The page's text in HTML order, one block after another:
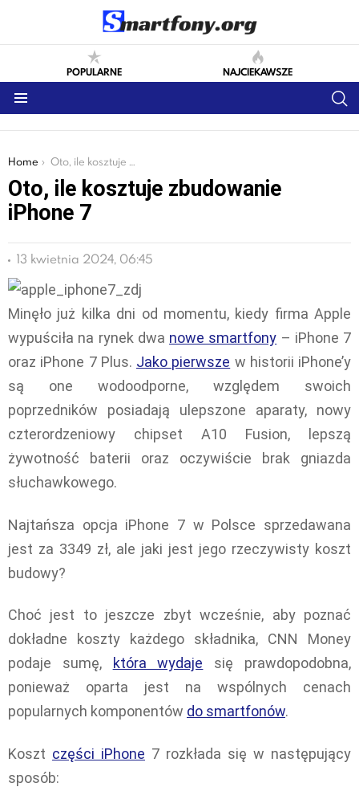
POPULARNE NAJCIEKAWSZE
You are here:
Home Oto, ile kosztuje zbudowanie iPhone 7
Oto, ile kosztuje zbudowanie
iPhone 7
13 kwietnia 2024, 06:45
Minęło już kilka dni od momentu, kiedy firma Apple
wypuściła na rynek dwa nowe smartfony – iPhone 7
oraz iPhone 7 Plus. Jako pierwsze w historii iPhone’y
są one wodoodporne, względem swoich
poprzedników posiadają ulepszone aparaty, nowy
czterordzeniowy chipset A10 Fusion, lepszą
żywotność baterii oraz oczywiście brak gniazda
słuchawkowego.
Najtańsza opcja iPhone 7 w Polsce sprzedawana
jest za 3349 zł, ale jaki jest jego rzeczywisty koszt
budowy?
Choć jest to jeszcze zbyt wcześnie, aby poznać
dokładne koszty każdego składnika, CNN Money
podaje sumę,
która wydaje się prawdopodobna,
ponieważ oparta jest na wspólnych cenach
popularnych komponentów do smartfonów.
Koszt części iPhone 7 rozkłada się w następujący
sposób: